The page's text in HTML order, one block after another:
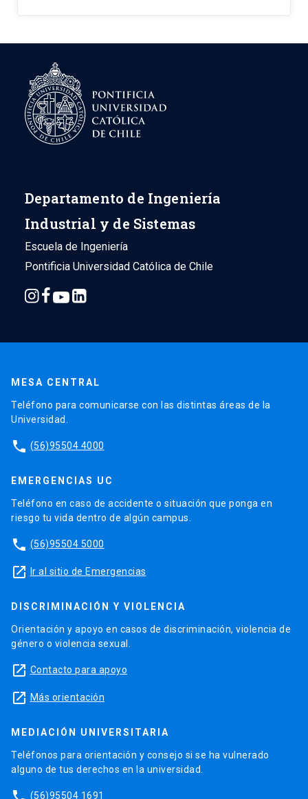
Departamento de Ingeniería
Industrial y de Sistemas
Escuela de Ingeniería
Pontificia Universidad Católica de Chile
MESA CENTRAL
Teléfono para comunicarse con las distintas áreas de la
Universidad.
phone (56)95504 4000
EMERGENCIAS UC
Teléfono en caso de accidente o situación que ponga en
riesgo tu vida dentro de algún campus.
phone (56)95504 5000
launch Ir al sitio de Emergencias
DISCRIMINACIÓN Y VIOLENCIA
Orientación y apoyo en casos de discriminación, violencia de
género o violencia sexual.
launch Contacto para apoyo
launch Más orientación
MEDIACIÓN UNIVERSITARIA
Teléfonos para orientación y consejo si se ha vulnerado
alguno de tus derechos en la universidad.
(56)95504 1691